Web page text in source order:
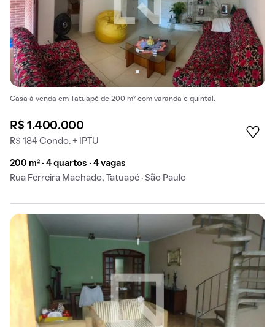
Casa à venda em Tatuapé de 200 m² com varanda e quintal.
R$ 1.400.000
R$ 184 Condo. + IPTU
200 m² · 4 quartos · 4 vagas
Rua Ferreira Machado, Tatuapé · São Paulo